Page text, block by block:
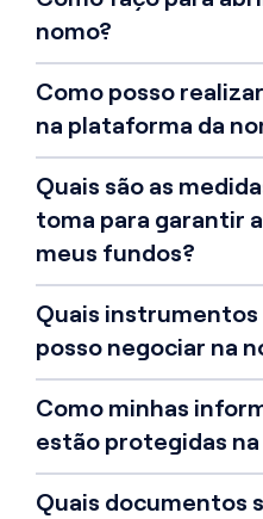
nomo?
Como posso
na plataforma da
Quais são as
toma para garantir
meus fundos?
Quais
posso negociar na
Como minhas
estão protegidas na
Quais documentos